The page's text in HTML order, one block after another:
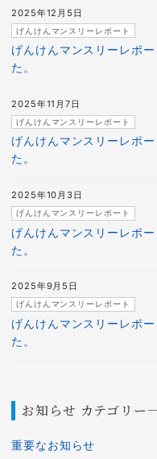
げんけんマンスリーレポ
た。
げんけんマンスリーレポート
2025年12月5日
げんけんマンスリーレポ
た。
げんけんマンスリーレポート
2025年11月7日
げんけんマンスリーレポ
た。
げんけんマンスリーレポート
2025年10月3日
げんけんマンスリーレポ
た。
げんけんマンスリーレポート
2025年9月5日
お知らせ カテゴリー
重要なお知らせ